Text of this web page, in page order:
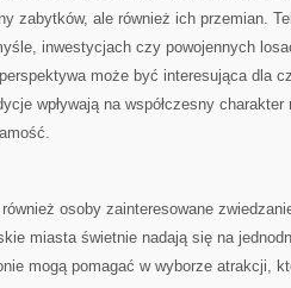
zabytków, ale również ich przemian.
inwestycjach czy powojennych
może być interesująca dla
wpływają na współczesny
osoby zainteresowane
miasta świetnie nadają się na
mogą pomagać w wyborze atrakcji,